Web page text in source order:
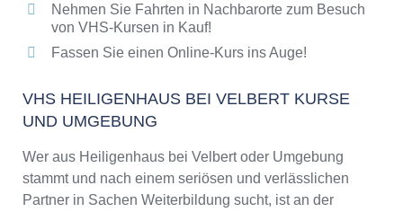
Nehmen Sie Fahrten in Nachbarorte zum Besuch
von VHS-Kursen in Kauf!
Fassen Sie einen Online-Kurs ins Auge!
VHS HEILIGENHAUS BEI VELBERT KURSE
UND UMGEBUNG
Wer aus Heiligenhaus bei Velbert oder Umgebung
stammt und nach einem seriösen und verlässlichen
Partner in Sachen Weiterbildung sucht, ist an der